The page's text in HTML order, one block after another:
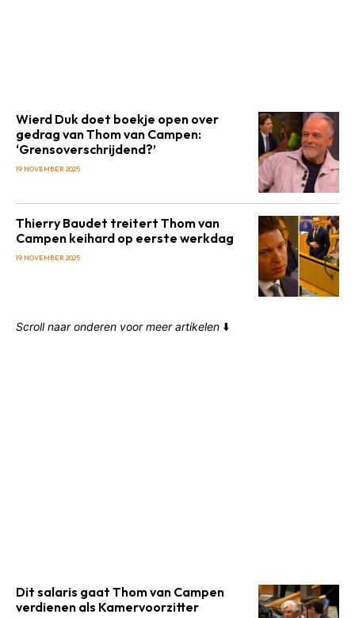
Wierd Duk doet boekje open over
gedrag van Thom van Campen:
‘Grensoverschrijdend?’
19 NOVEMBER 2025
Thierry Baudet treitert Thom van
Campen keihard op eerste werkdag
19 NOVEMBER 2025
Scroll naar onderen voor meer artikelen ⬇️
Dit salaris gaat Thom van Campen
verdienen als Kamervoorzitter